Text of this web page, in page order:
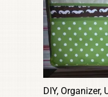
DIY, Organizer,